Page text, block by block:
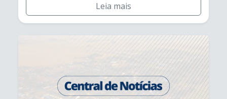
Leia mais